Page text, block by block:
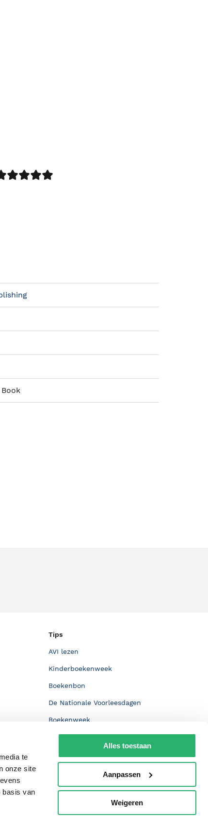
te
onze site
basis van
Alles toestaan
Aanpassen
Weigeren
Tips
AVI lezen
Kinderboekenweek
Boekenbon
De Nationale Voorleesdagen
Boekenweek
Wet op de Vaste Boekenprijs